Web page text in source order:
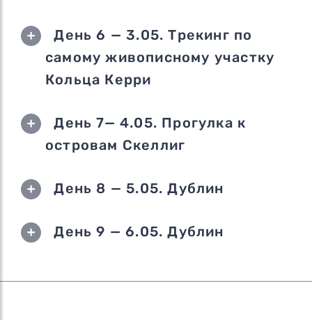
День 6 — 3.05. Трекинг по
самому живописному участку
Кольца Керри
День 7— 4.05. Прогулка к
островам Скеллиг
День 8 — 5.05. Дублин
День 9 — 6.05. Дублин